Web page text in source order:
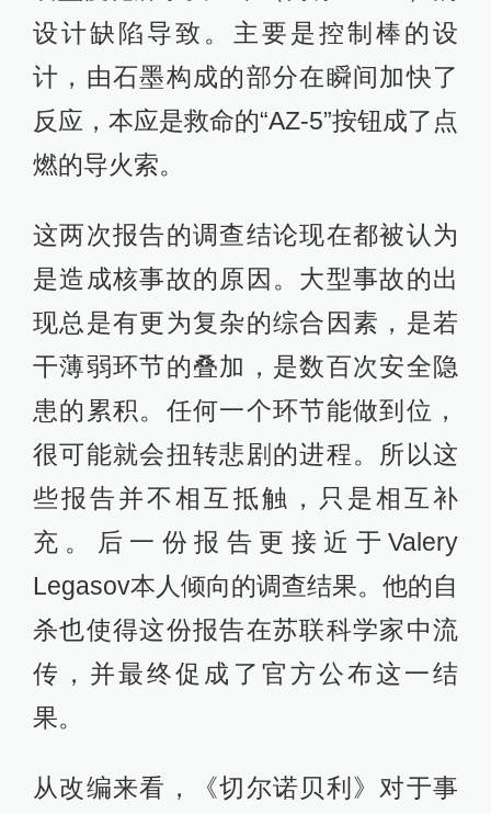
设计缺陷导致。主要是控制棒的设
计，由石墨构成的部分在瞬间加快了
反应，本应是救命的“AZ-5”按钮成了点
燃的导火索。
这两次报告的调查结论现在都被认为
是造成核事故的原因。大型事故的出
现总是有更为复杂的综合因素，是若
干薄弱环节的叠加，是数百次安全隐
患的累积。任何一个环节能做到位，
很可能就会扭转悲剧的进程。所以这
些报告并不相互抵触，只是相互补
充。后一份报告更接近于Valery
Legasov本人倾向的调查结果。他的自
杀也使得这份报告在苏联科学家中流
传，并最终促成了官方公布这一结
果。
从改编来看，《切尔诺贝利》对于事